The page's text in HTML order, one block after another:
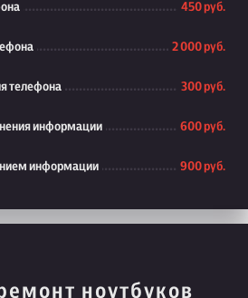
450 руб.
2 000 руб.
телефона 300 руб.
информации 600 руб.
информации 900 руб.
ноутбуков